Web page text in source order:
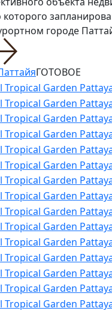
которого
городе
ГОТОВОЕ